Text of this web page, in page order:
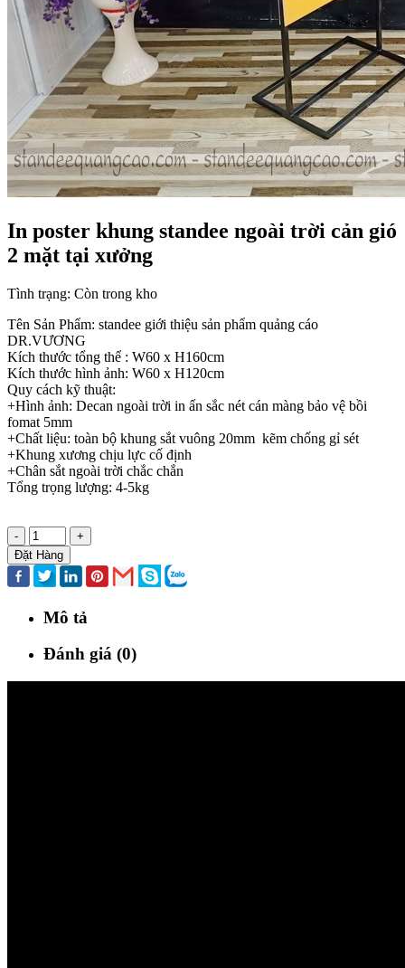
In poster khung standee ngoài trời cản gió
2 mặt tại xưởng
Tình trạng: Còn trong kho
Tên Sản Phẩm: standee giới thiệu sản phẩm quảng cáo
DR.VƯƠNG
Kích thước tổng thể : W60 x H160cm
Kích thước hình ảnh: W60 x H120cm
Quy cách kỹ thuật:
+Hình ảnh: Decan ngoài trời in ấn sắc nét cán màng bảo vệ bồi
fomat 5mm
+Chất liệu: toàn bộ khung sắt vuông 20mm kẽm chống gỉ sét
+Khung xương chịu lực cố định
+Chân sắt ngoài trời chắc chắn
Tổng trọng lượng: 4-5kg
-
+
Đặt Hàng
Mô tả
Đánh giá (0)